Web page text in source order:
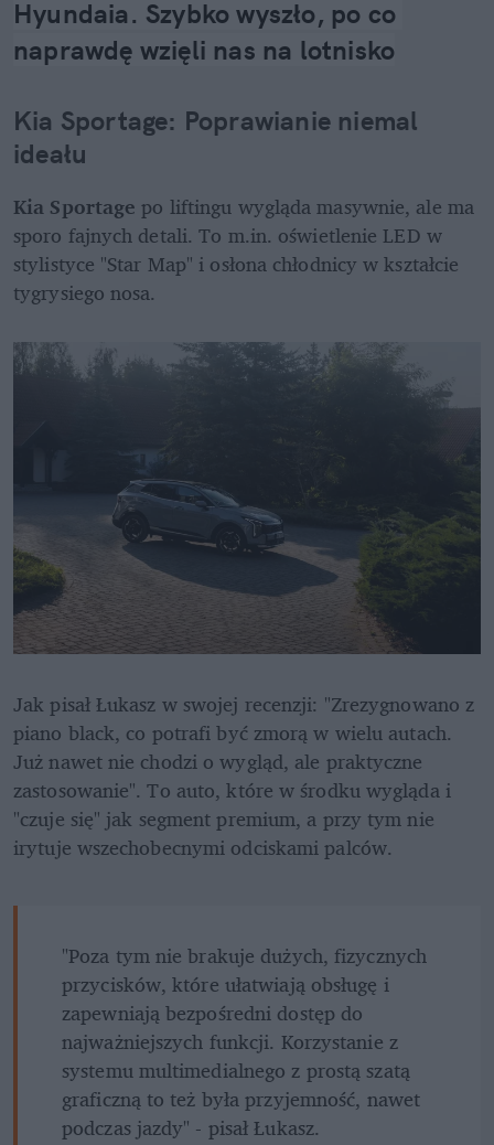
Hyundaia. Szybko wyszło, po co
naprawdę wzięli nas na lotnisko
Kia Sportage: Poprawianie niemal
ideału
Kia Sportage po liftingu wygląda masywnie, ale ma
sporo fajnych detali. To m.in. oświetlenie LED w
stylistyce "Star Map" i osłona chłodnicy w kształcie
tygrysiego nosa.
Jak pisał Łukasz w swojej recenzji: "Zrezygnowano z
piano black, co potrafi być zmorą w wielu autach.
Już nawet nie chodzi o wygląd, ale praktyczne
zastosowanie". To auto, które w środku wygląda i
"czuje się" jak segment premium, a przy tym nie
irytuje wszechobecnymi odciskami palców.
"Poza tym nie brakuje dużych, fizycznych
przycisków, które ułatwiają obsługę i
zapewniają bezpośredni dostęp do
najważniejszych funkcji. Korzystanie z
systemu multimedialnego z prostą szatą
graficzną to też była przyjemność, nawet
podczas jazdy" - pisał Łukasz.